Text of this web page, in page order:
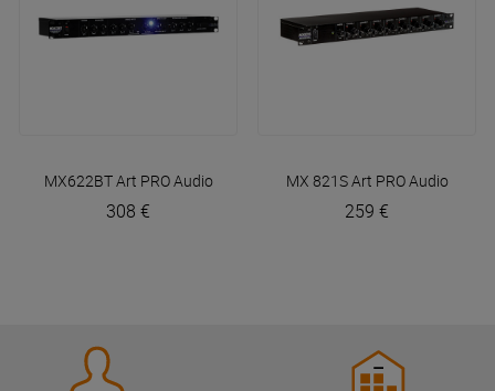
MX622BTArt PRO Audio
308 €
MX 821SArt PRO Audio
259 €